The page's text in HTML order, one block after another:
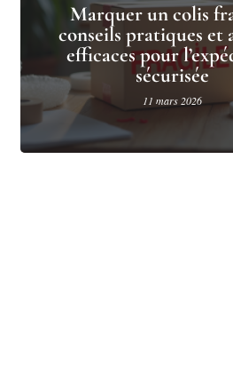
Marquer un colis
conseils pratiques et
efficaces pour
sécurisée
11 mars 2026